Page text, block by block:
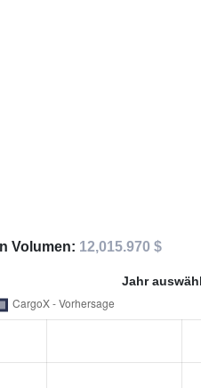
Volumen: 12,015.970 $
Jahr